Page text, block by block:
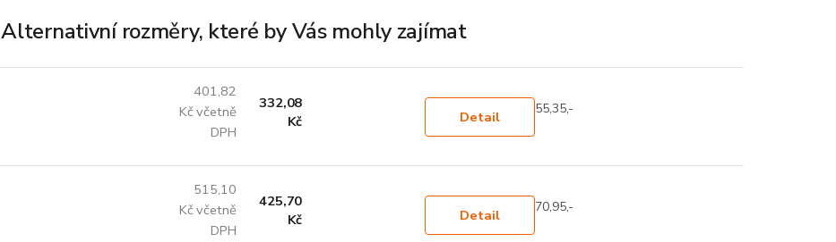
Alternativní rozměry, které by Vás mohly zajímat
401,82
Kč včetně
DPH
332,08
Kč
Detail 55,35,-
515,10
Kč včetně
DPH
425,70
Kč
Detail 70,95,-